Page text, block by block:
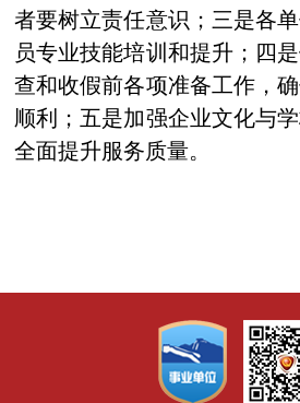
者要树立责任意识；三是各
员专业技能培训和提升；四
查和收假前各项准备工作，
顺利；五是加强企业文化与
全面提升服务质量。